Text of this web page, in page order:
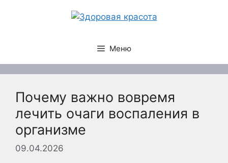
Меню
Почему важно вовремя
лечить очаги воспаления в
организме
09.04.2026